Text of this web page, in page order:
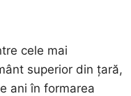
cele mai
superior din țară,
ani în formarea